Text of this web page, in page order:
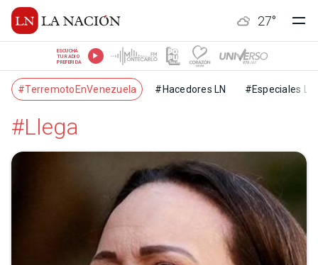
27°
ESCUCHÁ
TU RADIO
PREFERIDA
#TerremotoEnVenezuela #Hacedores LN #Especiales LN
#Llega